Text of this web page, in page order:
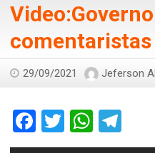
29/09/2021 Jeferson
Facebook
Twitter